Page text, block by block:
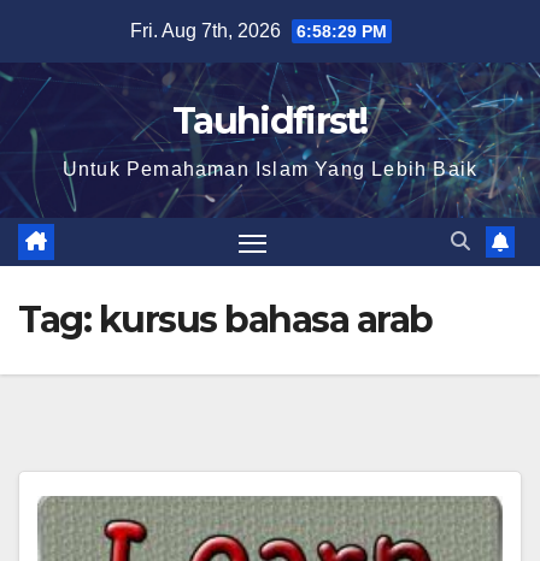
content
Fri. Aug 7th, 2026 6:58:30 PM
Tauhidfirst!
Untuk Pemahaman Islam Yang Lebih Baik
Tag: kursus bahasa arab